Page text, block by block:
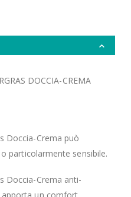
DOCCIA-CREMA
Doccia-Crema può
particolarmente sensibile.
Doccia-Crema anti-